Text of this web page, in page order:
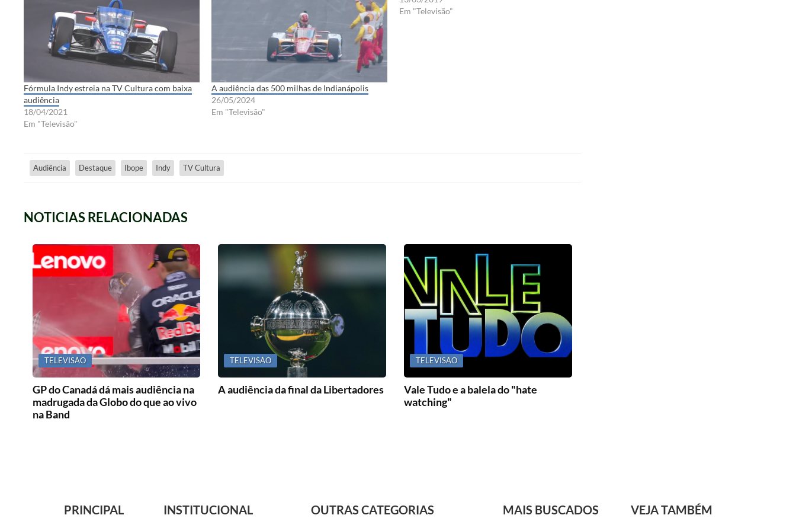
Fórmula Indy estreia na TV Cultura com baixa
audiência
18/04/2021
Em "Televisão"
A audiência das 500 milhas de Indianápolis
26/05/2024
Em "Televisão"
Em "Televisão"
Audiência Destaque Ibope Indy TV Cultura
NOTICIAS RELACIONADAS
TELEVISÃO
GP do Canadá dá mais audiência na
madrugada da Globo do que ao vivo
na Band
TELEVISÃO
A audiência da final da Libertadores
TELEVISÃO
Vale Tudo e a balela do "hate
watching"
PRINCIPAL INSTITUCIONAL OUTRAS CATEGORIAS MAIS BUSCADOS VEJA TAMBÉM